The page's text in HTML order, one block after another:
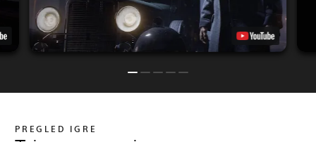
PREGLED IGRE